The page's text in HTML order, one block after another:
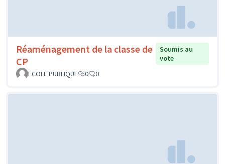
Création d'un Pumptrack - Saint-
Epain
Soumis au
vote